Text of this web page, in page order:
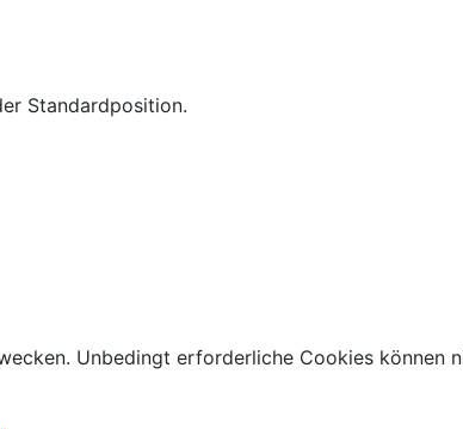
Standardposition.
Unbedingt erforderliche Cookies können